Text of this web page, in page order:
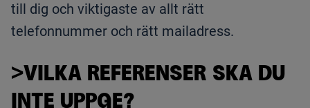
till dig och viktigaste av allt rätt
telefonnummer och rätt mailadress.
>VILKA REFERENSER SKA DU
INTE UPPGE?